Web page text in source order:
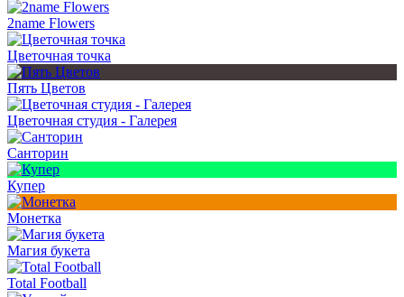
2name Flowers
Цветочная точка
Пять Цветов
Цветочная студия - Галерея
Санторин
Купер
Монетка
Магия букета
Total Football